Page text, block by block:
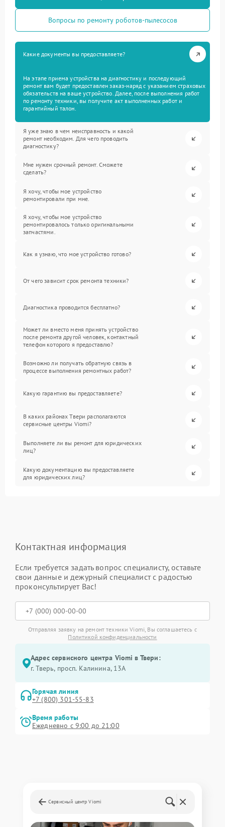
Вопросы по ремонту роботов-пылесосов
Какие документы вы предоставляете?
На этапе приема устройства на диагностику и последующий
ремонт вам будет предоставлен заказ-наряд с указанием страховых
обязательств на ваше устройство. Далее, после выполнения работ
по ремонту техники, вы получите акт выполненных работ и
гарантийный талон.
Я уже знаю в чем неисправность и какой
ремонт необходим. Для чего проводить
диагностику?
Мне нужен срочный ремонт. Сможете
сделать?
Я хочу, чтобы мое устройство
ремонтировали при мне.
Я хочу, чтобы мое устройство
ремонтировалось только оригинальными
запчастями.
Как я узнаю, что мое устройство готово?
От чего зависит срок ремонта техники?
Диагностика проводится бесплатно?
Может ли вместо меня принять устройство
после ремонта другой человек, контактный
телефон которого я предоставлю?
Возможно ли получать обратную связь в
процессе выполнения ремонтных работ?
Какую гарантию вы предоставляете?
В каких районах Твери располагаются
сервисные центры Viomi?
Выполняете ли вы ремонт для юридических
лиц?
Какую документацию вы предоставляете
для юридических лиц?
Контактная информация
Если требуется задать вопрос специалисту, оставьте
свои данные и дежурный специалист с радостью
проконсультирует Вас!
Отправляя заявку на ремонт техники Viomi, Вы соглашаетесь с
Политикой конфиденциальности
Адрес сервисного центра Viomi в Твери:
г. Тверь, просп. Калинина, 13А
Горячая линия
+7 (800) 301-55-83
Время работы
Ежедневно с 9:00 до 21:00
Сервисный центр Viomi